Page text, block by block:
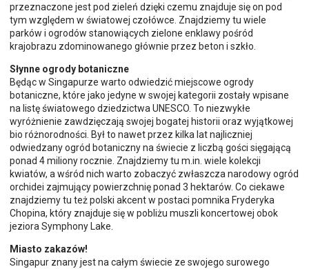
przeznaczone jest pod zieleń dzięki czemu znajduje się on pod
tym względem w światowej czołówce. Znajdziemy tu wiele
parków i ogrodów stanowiących zielone enklawy pośród
krajobrazu zdominowanego głównie przez beton i szkło.
Słynne ogrody botaniczne
Będąc w Singapurze warto odwiedzić miejscowe ogrody
botaniczne, które jako jedyne w swojej kategorii zostały wpisane
na listę światowego dziedzictwa UNESCO. To niezwykłe
wyróżnienie zawdzięczają swojej bogatej historii oraz wyjątkowej
bio różnorodności. Był to nawet przez kilka lat najliczniej
odwiedzany ogród botaniczny na świecie z liczbą gości sięgającą
ponad 4 miliony rocznie. Znajdziemy tu m.in. wiele kolekcji
kwiatów, a wśród nich warto zobaczyć zwłaszcza narodowy ogród
orchidei zajmujący powierzchnię ponad 3 hektarów. Co ciekawe
znajdziemy tu też polski akcent w postaci pomnika Fryderyka
Chopina, który znajduje się w pobliżu muszli koncertowej obok
jeziora Symphony Lake.
Miasto zakazów!
Singapur znany jest na całym świecie ze swojego surowego